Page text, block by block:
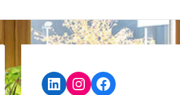
LinkedIn
Instagram
Facebook